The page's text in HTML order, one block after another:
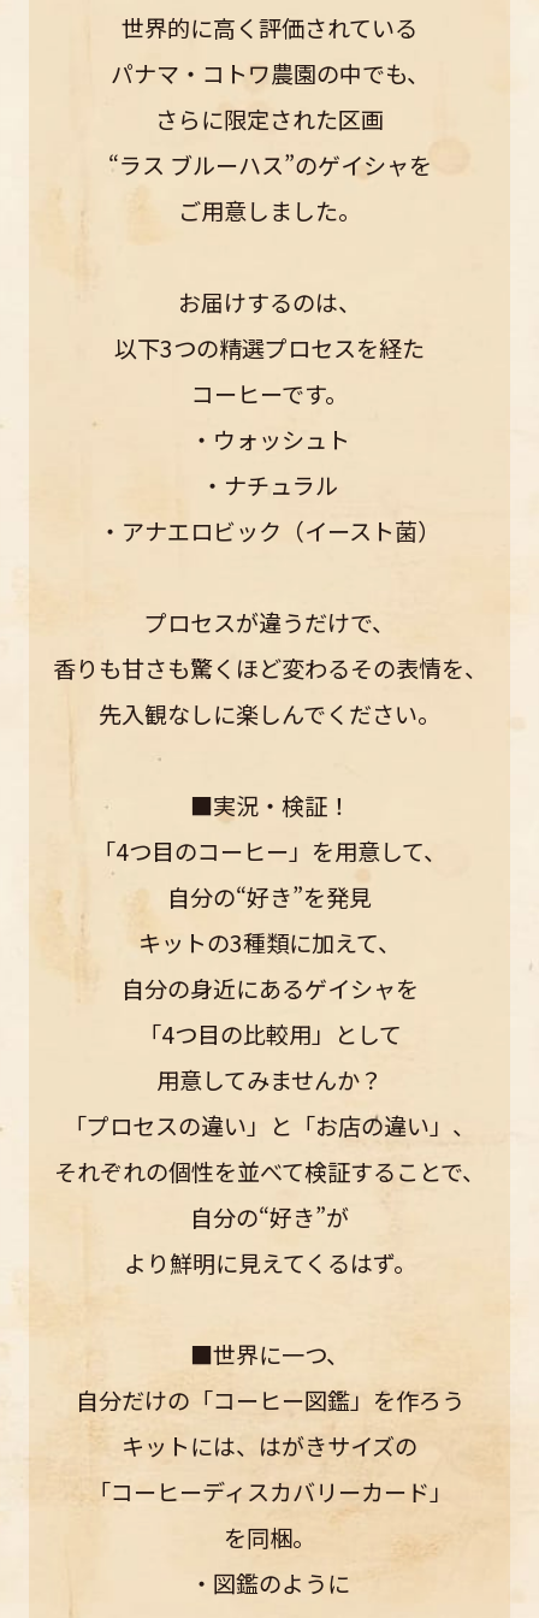
世界的に高く評価されている
パナマ・コトワ農園の中でも、
さらに限定された区画
“ラス ブルーハス”のゲイシャを
ご用意しました。
お届けするのは、
以下3つの精選プロセスを経た
コーヒーです。
・ウォッシュト
・ナチュラル
・アナエロビック（イースト菌）
プロセスが違うだけで、
香りも甘さも驚くほど変わるその表情を、
先入観なしに楽しんでください。
■実況・検証！
「4つ目のコーヒー」を用意して、
自分の“好き”を発見
キットの3種類に加えて、
自分の身近にあるゲイシャを
「4つ目の比較用」として
用意してみませんか？
「プロセスの違い」と「お店の違い」、
それぞれの個性を並べて検証することで、
自分の“好き”が
より鮮明に見えてくるはず。
■世界に一つ、
自分だけの「コーヒー図鑑」を作ろう
キットには、はがきサイズの
「コーヒーディスカバリーカード」
を同梱。
・図鑑のように